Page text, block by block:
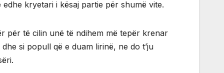
kryetari i kësaj partie për shumë vite.
për të cilin unë të ndihem më tepër krenar
si popull që e duam lirinë, ne do t’ju